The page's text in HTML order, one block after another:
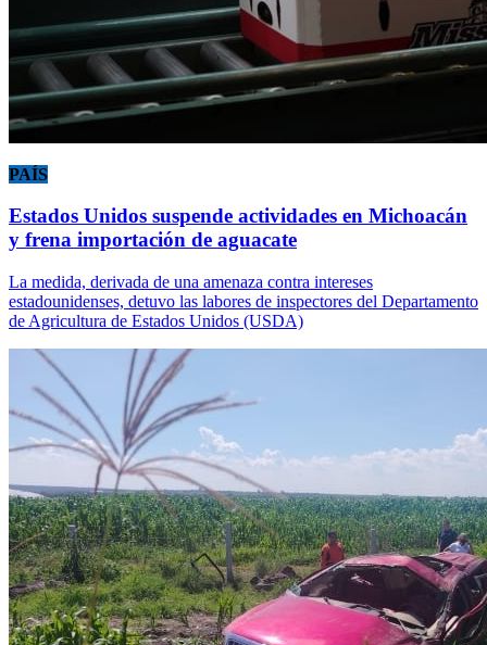
PAÍS
Estados Unidos suspende actividades en Michoacán
y frena importación de aguacate
La medida, derivada de una amenaza contra intereses
estadounidenses, detuvo las labores de inspectores del Departamento
de Agricultura de Estados Unidos (USDA)